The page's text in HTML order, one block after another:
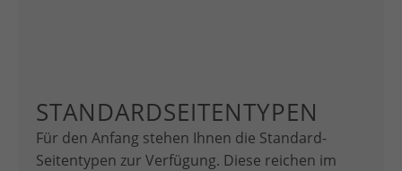
STANDARDSEITENTYPEN
Für den Anfang stehen Ihnen die Standard-
Seitentypen zur Verfügung. Diese reichen im